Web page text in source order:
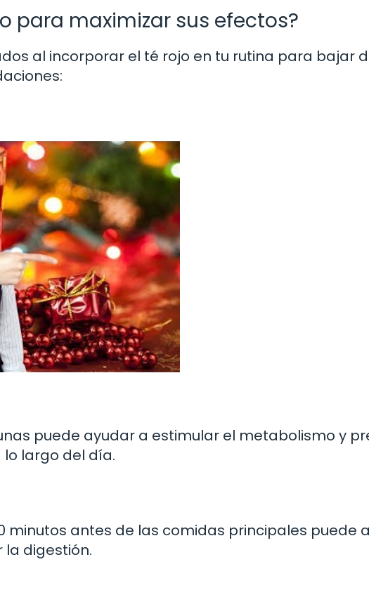
para maximizar sus efectos?
al incorporar el té rojo en tu rutina para bajar
puede ayudar a estimular el metabolismo y
largo del día.
minutos antes de las comidas principales puede
digestión.